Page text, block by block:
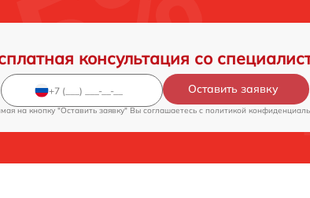
консультация со
Оставить заявку
на кнопку "Оставить заявку" Вы соглашаетесь c политикой